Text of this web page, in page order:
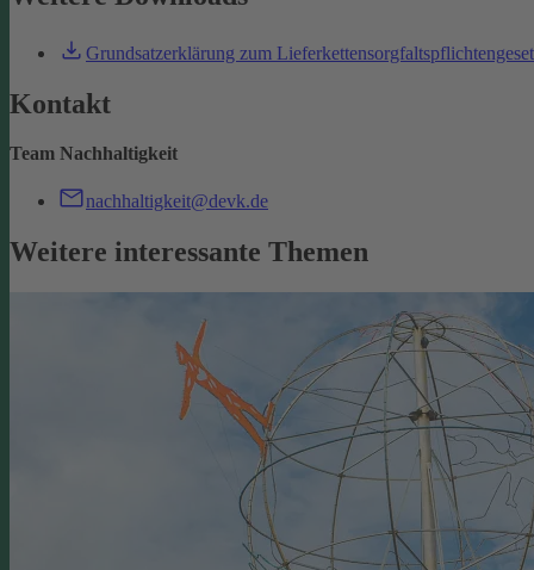
Grundsatzerklärung zum
Kontakt
Team Nachhaltigkeit
nachhaltigkeit@devk.de
Weitere interessante Themen